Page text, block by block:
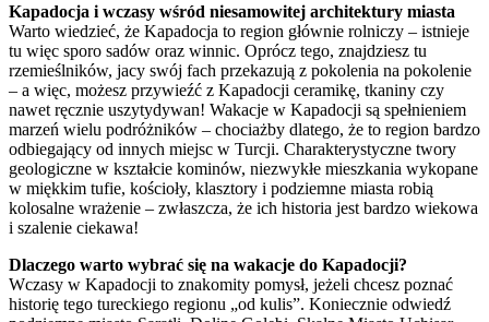
Kapadocja i wczasy wśród niesamowitej architektury miasta
Warto wiedzieć, że Kapadocja to region głównie rolniczy – istnieje
tu więc sporo sadów oraz winnic. Oprócz tego, znajdziesz tu
rzemieślników, jacy swój fach przekazują z pokolenia na pokolenie
– a więc, możesz przywieźć z Kapadocji ceramikę, tkaniny czy
nawet ręcznie uszytydywan! Wakacje w Kapadocji są spełnieniem
marzeń wielu podróżników – chociażby dlatego, że to region bardzo
odbiegający od innych miejsc w Turcji. Charakterystyczne twory
geologiczne w kształcie kominów, niezwykłe mieszkania wykopane
w miękkim tufie, kościoły, klasztory i podziemne miasta robią
kolosalne wrażenie – zwłaszcza, że ich historia jest bardzo wiekowa
i szalenie ciekawa!
Dlaczego warto wybrać się na wakacje do Kapadocji?
Wczasy w Kapadocji to znakomity pomysł, jeżeli chcesz poznać
historię tego tureckiego regionu „od kulis”. Koniecznie odwiedź